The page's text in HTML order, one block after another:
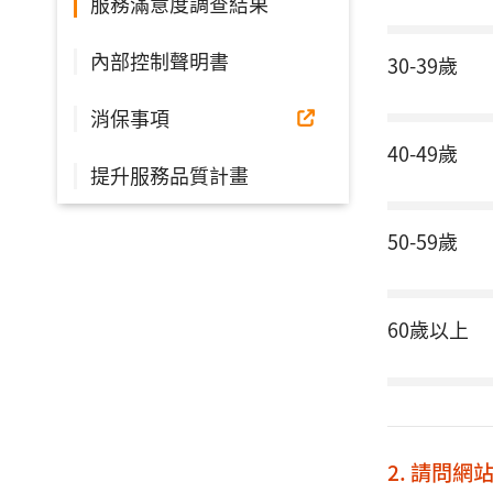
內部控制聲明書
消保事項
提升服務品質計畫
30-39歲
40-49歲
50-59歲
60歲以上
2. 請問網